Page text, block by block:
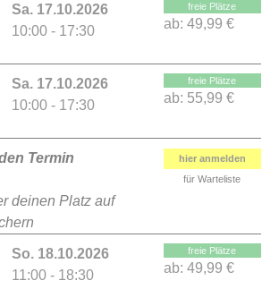
Sa. 17.10.2026
10:00 - 17:30
freie Plätze
ab: 49,99 €
Sa. 17.10.2026
10:00 - 17:30
freie Plätze
ab: 55,99 €
Termin
deinen Platz auf
hier anmelden
für Warteliste
So. 18.10.2026
11:00 - 18:30
freie Plätze
ab: 49,99 €